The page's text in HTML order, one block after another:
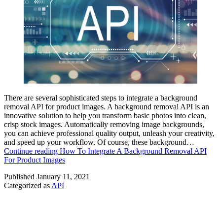
There are several sophisticated steps to integrate a background
removal API for product images. A background removal API is an
innovative solution to help you transform basic photos into clean,
crisp stock images. Automatically removing image backgrounds,
you can achieve professional quality output, unleash your creativity,
and speed up your workflow. Of course, these background…
Continue reading How To Integrate A Background Removal API
For Product Images
Published January 11, 2021
Categorized as API